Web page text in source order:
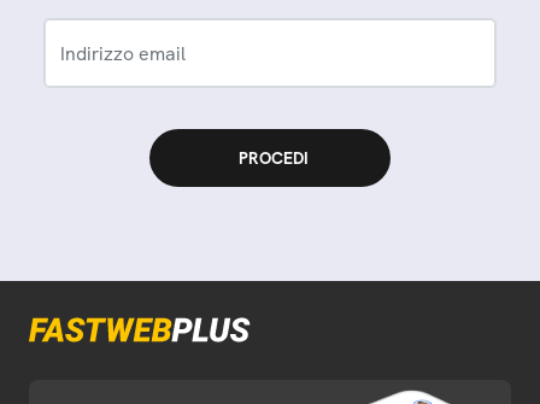
Indirizzo email